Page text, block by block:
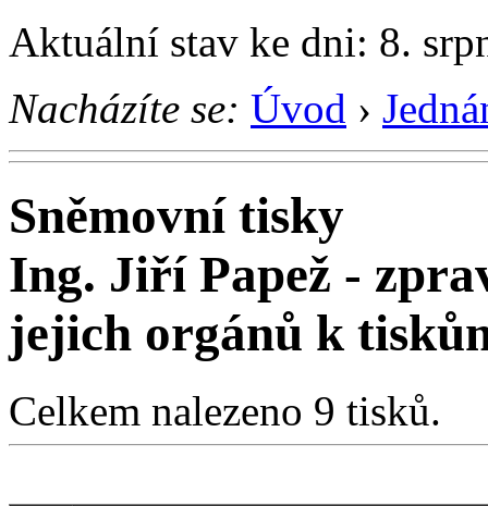
Aktuální stav ke dni: 8.
Nacházíte se: Úvod ›
Sněmovní tisky
Ing. Jiří Papež -
jejich orgánů k
Celkem nalezeno 9 tisků.